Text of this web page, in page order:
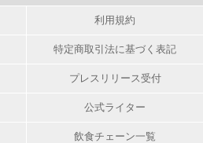
利用規約
特定商取引法に基づく表記
プレスリリース受付
公式ライター
飲食チェーン一覧